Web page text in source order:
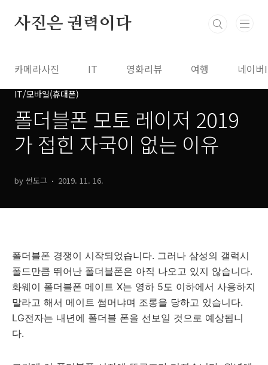
사진은 권력이다
카메라사진 IT 영화리뷰 여행 네이
IT/모바일(휴대폰)
폴더블폰 모토 레이저 2019
가 접힌 자국이 없는 이유
by 썬도그 2019. 11. 16.
폴더블폰 경쟁이 시작되었습니다. 그러나 삼성의 갤럭시
폴드만큼 뛰어난 폴더블폰은 아직 나오고 있지 않습니다.
화웨이 폴더블폰 메이트 X는 영하 5도 이하에서 사용하지
말라고 해서 메이트 썸머냐며 조롱을 당하고 있습니다.
LG전자는 내년에 폴더블 폰을 선보일 것으로 예상됩니
다.